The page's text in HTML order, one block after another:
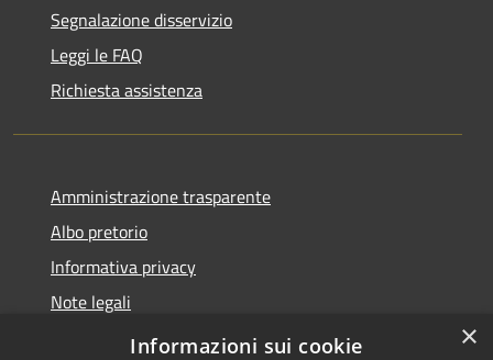
Segnalazione disservizio
Leggi le FAQ
Richiesta assistenza
Amministrazione trasparente
Albo pretorio
Informativa privacy
Note legali
Dichiarazione di accessibilità
×
Informazioni sui cookie